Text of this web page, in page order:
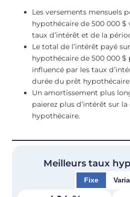
Les versements mensuels
hypothécaire de 500 000
taux d’intérêt et de la
Le total de l’intérêt payé
hypothécaire de 500 000
influencé par les taux
durée du prêt
Un amortissement plus
paierez plus d’intérêt sur
hypothécaire.
Meilleurs taux
Fixe